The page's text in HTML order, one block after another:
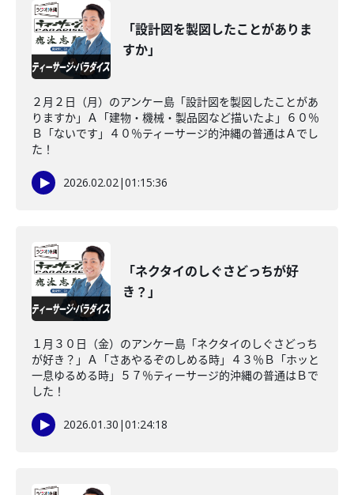
「設計図を製図したことがありま
すか」
２月２日（月）のアンケー島「設計図を製図したことがあ
りますか」Ａ「建物・機械・製品図など描いたよ」６０％
Ｂ「ないです」４０％ティーサージ的沖縄の普通はＡでし
た！
2026.02.02|01:15:36
「ネクタイのしぐさどっちが好
き？」
１月３０日（金）のアンケー島「ネクタイのしぐさどっち
が好き？」Ａ「さあやるぞのしめる時」４３％Ｂ「ホッと
一息ゆるめる時」５７％ティーサージ的沖縄の普通はＢで
した！
2026.01.30 |01:24:18